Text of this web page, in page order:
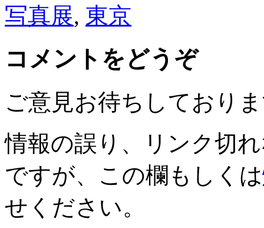
写真展, 東京
コメントをどうぞ
ご意見お待ちしており
情報の誤り、リンク切
ですが、この欄もしくは
せください。